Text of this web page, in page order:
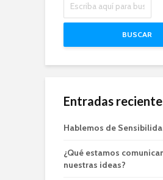
BUSCAR
Entradas
Hablemos de
¿Qué estamos
nuestras ideas?